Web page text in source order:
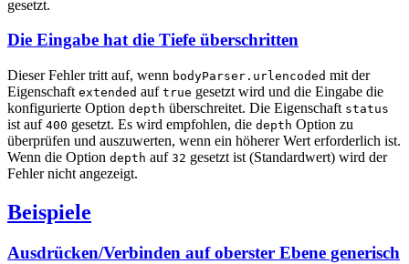
gesetzt.
Die Eingabe hat die Tiefe überschritten
Dieser Fehler tritt auf, wenn bodyParser.urlencoded mit der
Eigenschaft extended auf true gesetzt wird und die Eingabe die
konfigurierte Option depth überschreitet. Die Eigenschaft status
ist auf 400 gesetzt. Es wird empfohlen, die depth Option zu
überprüfen und auszuwerten, wenn ein höherer Wert erforderlich ist.
Wenn die Option depth auf 32 gesetzt ist (Standardwert) wird der
Fehler nicht angezeigt.
Beispiele
Ausdrücken/Verbinden auf oberster Ebene generisch